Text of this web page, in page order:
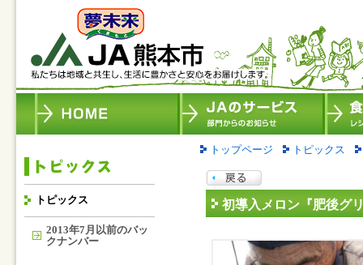
トピックス
2013年7月以前のバッ
クナンバー
トップページ トピックス
初導入メロン『肥後グ